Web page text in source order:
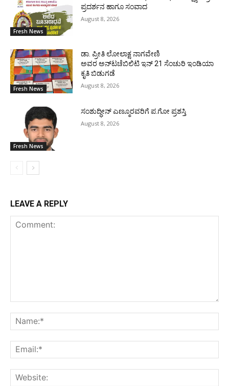
Fresh News
ಪ್ರದರ್ಶನ ಹಾಗೂ ಸಂವಾದ
August 8, 2026
Fresh News
ಡಾ. ಪ್ರೀತಿ ಲೋಲಾಕ್ಷ ನಾಗವೇಣಿ
ಅವರ ಅನ್‌ಟಚೆಬಿಲಿಟಿ ಇನ್ 21 ಸೆಂಚುರಿ ಇಂಡಿಯಾ
ಕೃತಿ ಬಿಡುಗಡೆ
August 8, 2026
Fresh News
ಸಂಶುದ್ಧೀನ್ ಎಣ್ಮೂರವರಿಗೆ ಪ.ಗೋ ಪ್ರಶಸ್ತಿ
August 8, 2026
LEAVE A REPLY